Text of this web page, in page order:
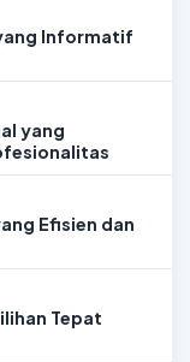
Informatif
yang
Efisien dan
Tepat